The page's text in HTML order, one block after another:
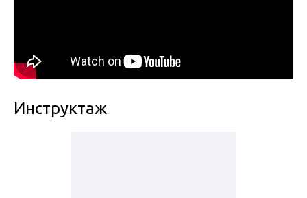
Инструктаж